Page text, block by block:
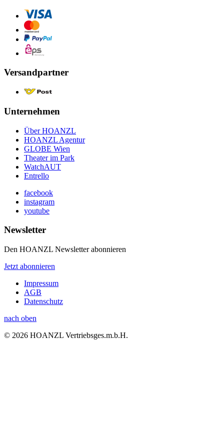
Versandpartner
Unternehmen
Über HOANZL
HOANZL Agentur
GLOBE Wien
Theater im Park
WatchAUT
Entrello
facebook
instagram
youtube
Newsletter
Den HOANZL Newsletter abonnieren
Jetzt abonnieren
Impressum
AGB
Datenschutz
nach oben
© 2026 HOANZL Vertriebsges.m.b.H.